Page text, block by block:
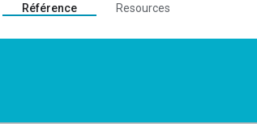
Référence
Resources